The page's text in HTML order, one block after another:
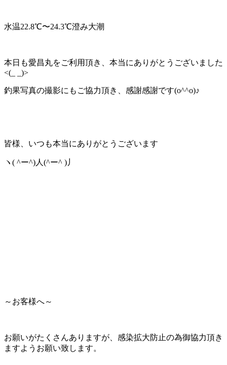
水温22.8℃〜24.3℃澄み大潮
本日も愛昌丸をご利用頂き、本当にありがとうございました
<(_ _)>
釣果写真の撮影にもご協力頂き、感謝感謝です(o^^o)♪
皆様、いつも本当にありがとうございます
ヽ( ^ー^)人(^ー^ )丿
～お客様へ～
お願いがたくさんありますが、感染拡大防止の為御協力頂き
ますようお願い致します。